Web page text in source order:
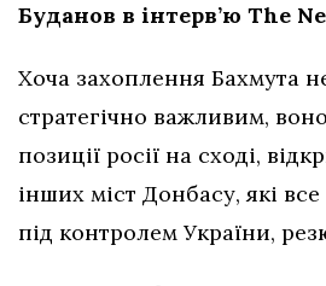
Буданов в інтерв’ю The
Хоча захоплення Бахмута
стратегічно важливим,
позиції росії на сході,
інших міст Донбасу, які
під контролем України,